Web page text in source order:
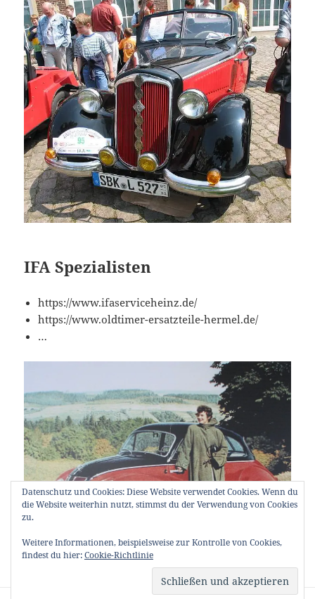
IFA Spezialisten
https://www.ifaserviceheinz.de/
https://www.oldtimer-ersatzteile-hermel.de/
…
Datenschutz und Cookies: Diese Website verwendet Cookies. Wenn du
die Website weiterhin nutzt, stimmst du der Verwendung von Cookies
zu.
Weitere Informationen, beispielsweise zur Kontrolle von Cookies,
findest du hier:Cookie-Richtlinie